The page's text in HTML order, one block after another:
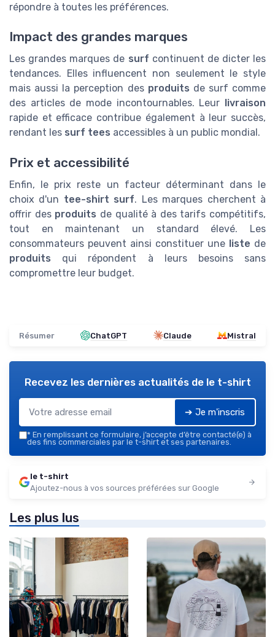
répondre à toutes les préférences.
Impact des grandes marques
Les grandes marques de surf continuent de dicter les
tendances. Elles influencent non seulement le style
mais aussi la perception des produits de surf comme
des articles de mode incontournables. Leur
livraison
rapide et efficace contribue également à leur succès,
rendant les surf tees accessibles à un public mondial.
Prix et accessibilité
Enfin, le prix reste un facteur déterminant dans le
choix d'un tee-shirt surf. Les marques cherchent à
offrir des produits de qualité à des tarifs compétitifs,
tout en maintenant un standard élevé. Les
consommateurs peuvent ainsi constituer une liste de
produits qui répondent à leurs besoins sans
compromettre leur budget.
Résumer ChatGPT Claude Mistral
Recevez les dernières actualités de le t-shirt
➔ Je m'inscris
* En remplissant ce formulaire, j’accepte d’être contacté(e) à
des fins commerciales par le t-shirt et ses partenaires.
le t-shirt
Ajoutez-nous à vos sources préférées sur Google
Les plus lus